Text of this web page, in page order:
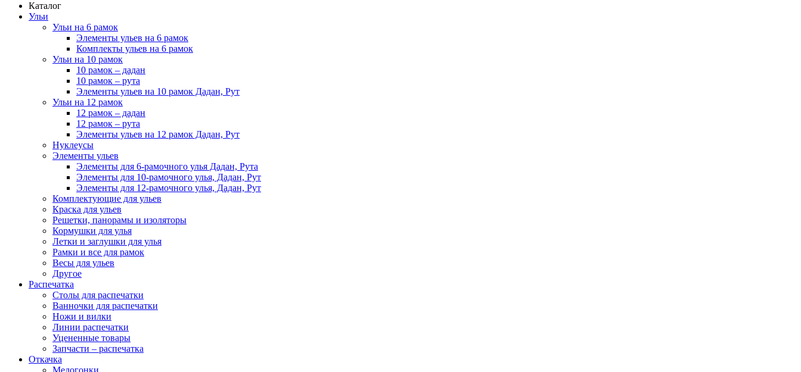
Каталог
Ульи
Ульи на 6 рамок
Элементы ульев на 6 рамок
Комплекты ульев на 6 рамок
Ульи на 10 рамок
10 рамок – дадан
10 рамок – рута
Элементы ульев на 10 рамок Дадан, Рут
Ульи на 12 рамок
12 рамок – дадан
12 рамок – рута
Элементы ульев на 12 рамок Дадан, Рут
Нуклеусы
Элементы ульев
Элементы для 6-рамочного улья Дадан, Рута
Элементы для 10-рамочного улья, Дадан, Рут
Элементы для 12-рамочного улья, Дадан, Рут
Комплектующие для ульев
Краска для ульев
Решетки, панорамы и изоляторы
Кормушки для улья
Летки и заглушки для улья
Рамки и все для рамок
Весы для ульев
Другое
Распечатка
Столы для распечатки
Ванночки для распечатки
Ножи и вилки
Линии распечатки
Уцененные товары
Запчасти – распечатка
Откачка
Медогонки